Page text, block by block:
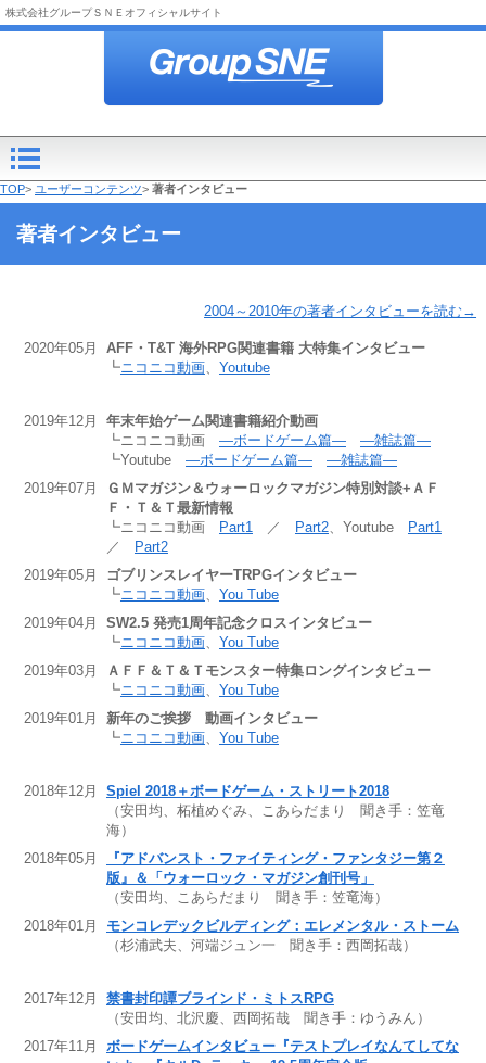
株式会社グループＳＮＥオフィシャルサイト
TOP> ユーザーコンテンツ> 著者インタビュー
著者インタビュー
2004～2010年の著者インタビューを読む→
2020年05月
AFF・T&T 海外RPG関連書籍 大特集インタビュー
┗ニコニコ動画、 Youtube
2019年12月
年末年始ゲーム関連書籍紹介動画
┗ニコニコ動画 ―ボードゲーム篇―
―雑誌篇―
┗Youtube ―ボードゲーム篇―
―雑誌篇―
2019年07月
ＧＭマガジン＆ウォーロックマガジン特別対談+ＡＦ
Ｆ・Ｔ＆Ｔ最新情報
┗ニコニコ動画
Part1／ Part2、Youtube
Part1
／
Part2
2019年05月
ゴブリンスレイヤーTRPGインタビュー
┗ニコニコ動画、 You Tube
2019年04月
SW2.5 発売1周年記念クロスインタビュー
┗ニコニコ動画、 You Tube
2019年03月
ＡＦＦ＆Ｔ＆Ｔモンスター特集ロングインタビュー
┗ニコニコ動画、 You Tube
2019年01月
新年のご挨拶 動画インタビュー
┗ニコニコ動画、 You Tube
2018年12月
Spiel 2018＋ボードゲーム・ストリート2018
（安田均、柘植めぐみ、こあらだまり 聞き手：笠竜
海）
2018年05月
『アドバンスト・ファイティング・ファンタジー第２
版』＆「ウォーロック・マガジン創刊号」
（安田均、こあらだまり 聞き手：笠竜海）
2018年01月
モンコレデックビルディング：エレメンタル・ストーム
（杉浦武夫、河端ジュン一 聞き手：西岡拓哉）
2017年12月
禁書封印譚ブラインド・ミトスRPG
（安田均、北沢慶、西岡拓哉 聞き手：ゆうみん）
2017年11月
ボードゲームインタビュー『テストプレイなんてしてな